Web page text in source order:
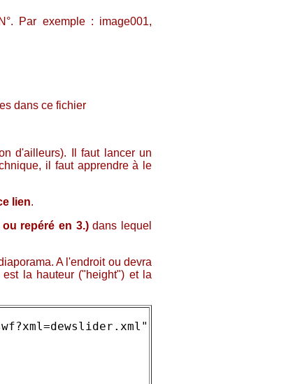
Par exemple : image001,
dans ce fichier
d'ailleurs). Il faut lancer un
il faut apprendre à le
lien.
repéré en 3.)dans lequel
A l'endroit ou devra
la hauteur ("height") et la